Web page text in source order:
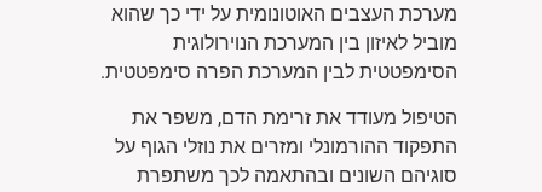
מערכת העצבים האוטונומית על ידי כך שהוא
מוביל לאיזון בין המערכת הנוירולוגית
הסימפטטית לבין המערכת הפרה סימפטטית.
הטיפול מעודד את זרימת הדם, משפר את
התפקוד ההורמונלי ומזרים את נוזלי הגוף על
סוגיהם השונים ובהתאמה לכך משתפרת